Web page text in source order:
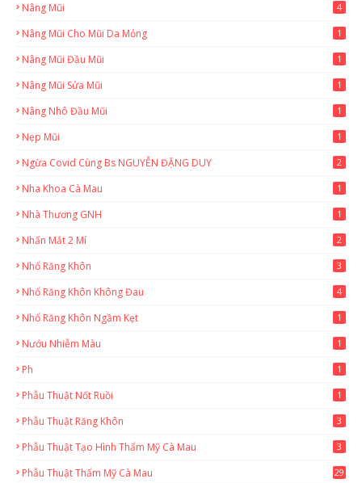
Nâng Mũi 4
Nâng Mũi Cho Mũi Da Mỏng 1
Nâng Mũi Đầu Mũi 1
Nâng Mũi Sửa Mũi 1
Nâng Nhô Đầu Mũi 1
Nẹp Mũi 1
Ngừa Covid Cùng Bs NGUYỄN ĐẶNG DUY 2
Nha Khoa Cà Mau 1
Nhà Thương GNH 1
Nhấn Mắt 2 Mí 2
Nhổ Răng Khôn 3
Nhổ Răng Khôn Không Đau 4
Nhổ Răng Khôn Ngầm Kẹt 1
Nướu Nhiễm Màu 1
Ph 1
Phẫu Thuật Nốt Ruồi 1
Phẫu Thuật Răng Khôn 3
Phẫu Thuật Tạo Hình Thẩm Mỹ Cà Mau 3
Phẫu Thuật Thẩm Mỹ Cà Mau
29